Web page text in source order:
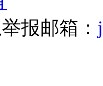
报邮箱：